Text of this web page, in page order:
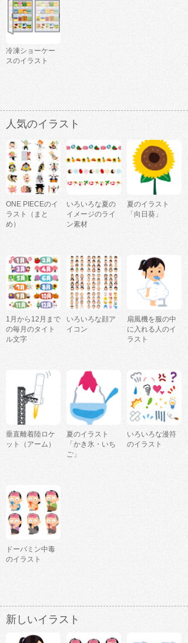
冷凍ショーケー
スのイラスト
人気のイラスト
ONE PIECEのイ
ラスト（まと
め）
いろいろな夏の
イメージのライ
ン素材
夏のイラスト
「向日葵」
1月から12月まで
の毎月のタイト
ル文字
いろいろな顔ア
イコン
扇風機を服の中
に入れる人のイ
ラスト
垂直離着陸ロケ
ット（アーム）
夏のイラスト
「かき氷・いち
ご」
いろいろな漫符
のイラスト
ドーパミン中毒
のイラスト
新しいイラスト